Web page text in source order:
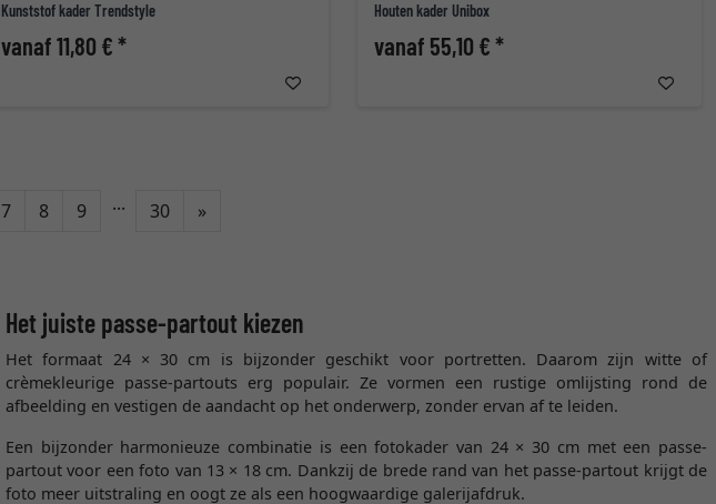
Kunststof kader Trendstyle
vanaf 11,80 € *
Houten kader Unibox
vanaf 55,10 € *
7 8 9 ... 30 »Verder
Het juiste passe-partout kiezen
Het formaat 24 × 30 cm is bijzonder geschikt voor portretten. Daarom zijn witte of
crèmekleurige passe-partouts erg populair. Ze vormen een rustige omlijsting rond de
afbeelding en vestigen de aandacht op het onderwerp, zonder ervan af te leiden.
Een bijzonder harmonieuze combinatie is een fotokader van 24 × 30 cm met een passe-
partout voor een foto van 13 × 18 cm. Dankzij de brede rand van het passe-partout krijgt de
foto meer uitstraling en oogt ze als een hoogwaardige galerijafdruk.